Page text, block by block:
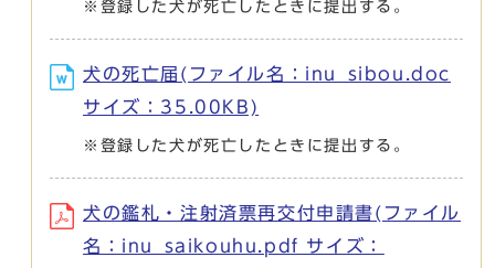
※登録した犬が死亡したときに提出する。
犬の死亡届(ファイル名：inu_sibou.doc
サイズ：35.00KB)
※登録した犬が死亡したときに提出する。
犬の鑑札・注射済票再交付申請書(ファイル
名：inu_saikouhu.pdf サイズ：